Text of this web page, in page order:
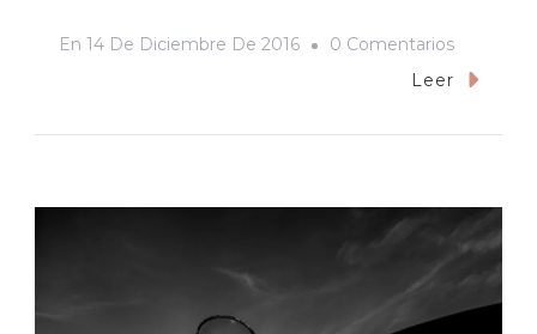
En 14 De Diciembre De 2016 0 ComentariosEn
La
Neta
Del
Leer